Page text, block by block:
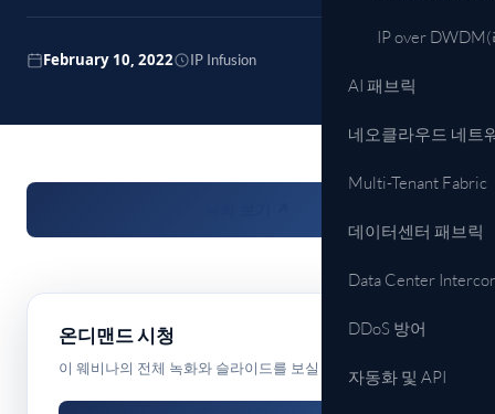
IP over
AI 패브릭
네오클라우드 네트
Multi-Tenant Fabric
데이터센터 패브릭
Data Center
DDoS 방어
자동화 및 API
February 10, 2022 IP Infusion
온디맨드 시청
이 웨비나의 전체 녹화와 슬라이드를 보실 수 있습니다.